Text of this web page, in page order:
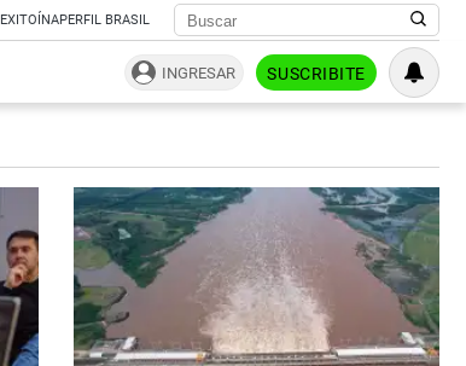
EXITOÍNAPERFIL BRASIL
INGRESAR SUSCRIBITE